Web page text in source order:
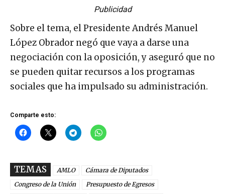
Publicidad
Sobre el tema, el Presidente Andrés Manuel
López Obrador negó que vaya a darse una
negociación con la oposición, y aseguró que no
se pueden quitar recursos a los programas
sociales que ha impulsado su administración.
Comparte esto:
TEMAS AMLO
Cámara de Diputados
Congreso de la Unión
Presupuesto de Egresos